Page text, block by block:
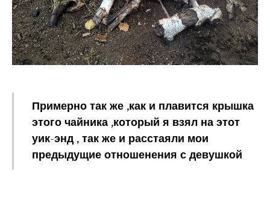
Примерно так же ,как и плавится крышка
этого чайника ,который я взял на этот
уик-энд , так же и расстаяли мои
предыдущие отношенения с девушкой